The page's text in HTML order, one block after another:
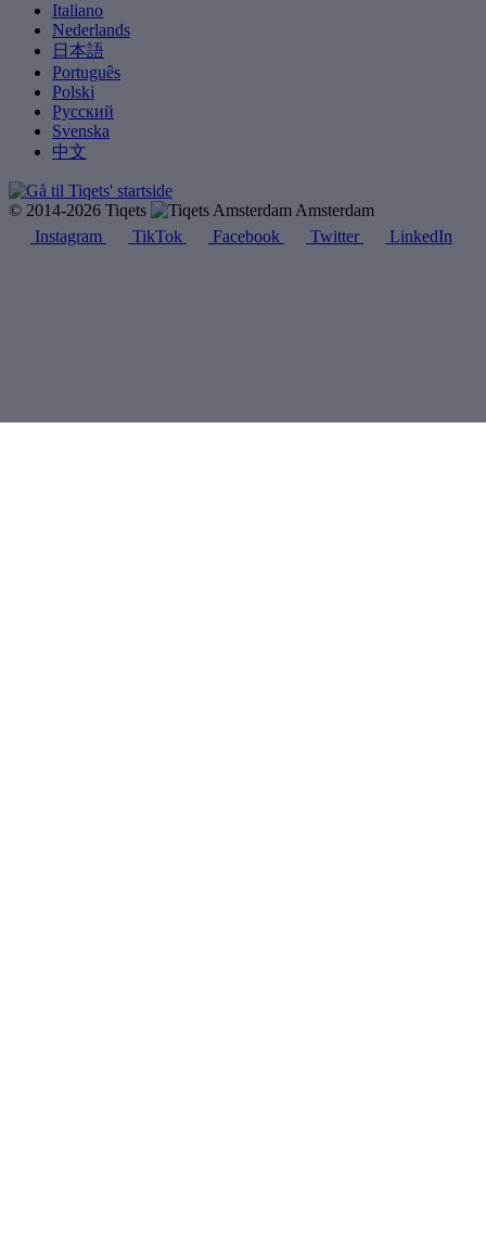
Italiano
Nederlands
日本語
Português
Polski
Русский
Svenska
中文
© 2014-2026 Tiqets
Amsterdam
Instagram
TikTok Facebook Twitter LinkedIn